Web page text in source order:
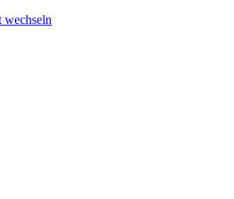
wechseln